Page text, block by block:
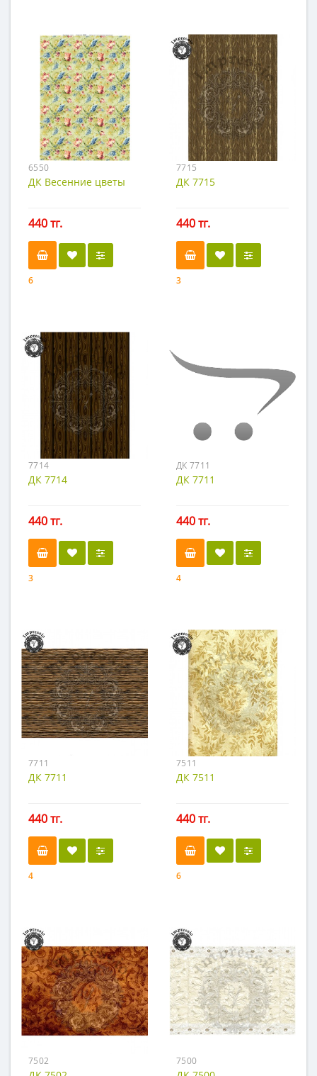
6550
ДК Весенние цветы
440 тг.
6
7715
ДК 7715
440 тг.
3
7714
ДК 7714
440 тг.
3
ДК 7711
ДК 7711
440 тг.
4
7711
ДК 7711
440 тг.
4
7511
ДК 7511
440 тг.
6
7502 7500